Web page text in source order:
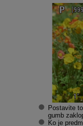
Postavite
gumb
Ko je